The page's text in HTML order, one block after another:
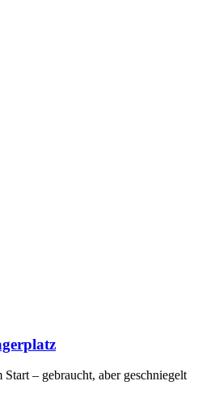
– gebraucht, aber geschniegelt